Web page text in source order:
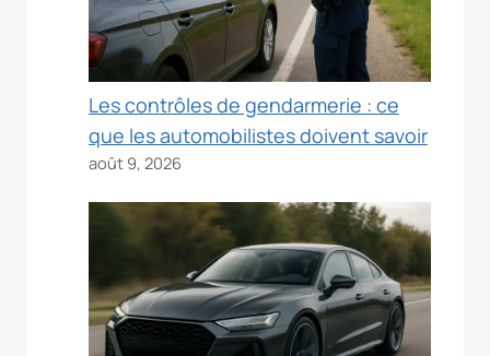
Les contrôles de gendarmerie : ce
que les automobilistes doivent savoir
août 9, 2026